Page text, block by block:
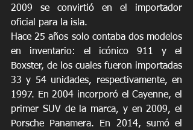
2009 se convirtió en el importador
oficial para la isla.
Hace 25 años solo contaba dos modelos
en inventario: el icónico 911 y el
Boxster, de los cuales fueron importadas
33 y 54 unidades, respectivamente, en
1997. En 2004 incorporó el Cayenne, el
primer SUV de la marca, y en 2009, el
Porsche Panamera. En 2014, sumó el